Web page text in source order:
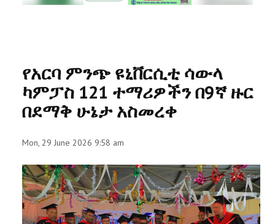
PARTNERSHIP
የአርባ ምንጭ ዩኒቨርሲቲ ሳውላ
ካምፓስ 121 ተማሪዎችን በ9ኛ ዙር
በደማቅ ሁኔታ አስመረቀ
Mon, 29 June 2026 9:58 am